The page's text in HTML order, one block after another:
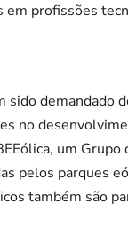
profissões
sido
no
um
pelos parques
também são